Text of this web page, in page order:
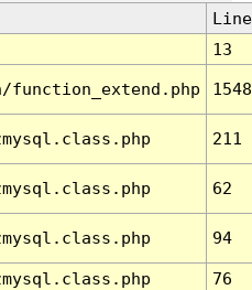
Line
13
1548
211
62
94
76